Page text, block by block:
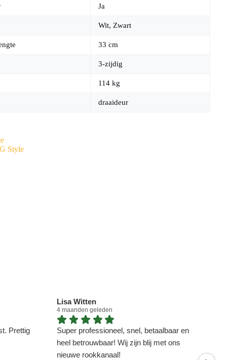
Ja
Wit, Zwart
33 cm
3-zijdig
114 kg
draaideur
Style
Prettig
Lisa Witten
4 maanden geleden
Super professioneel, snel, betaalbaar en
heel betrouwbaar! Wij zijn blij met ons
nieuwe rookkanaal!